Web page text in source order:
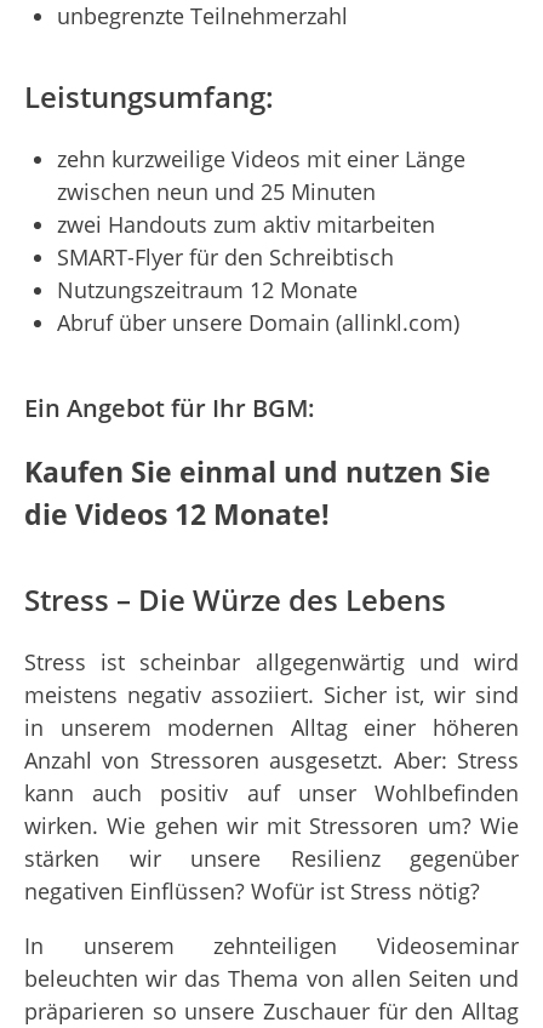
unbegrenzte Teilnehmerzahl
Leistungsumfang:
zehn kurzweilige Videos mit einer Länge
zwischen neun und 25 Minuten
zwei Handouts zum aktiv mitarbeiten
SMART-Flyer für den Schreibtisch
Nutzungszeitraum 12 Monate
Abruf über unsere Domain (allinkl.com)
Ein Angebot für Ihr BGM:
Kaufen Sie einmal und nutzen Sie
die Videos 12 Monate!
Stress – Die Würze des Lebens
Stress ist scheinbar allgegenwärtig und wird
meistens negativ assoziiert. Sicher ist, wir sind
in unserem modernen Alltag einer höheren
Anzahl von Stressoren ausgesetzt. Aber: Stress
kann auch positiv auf unser Wohlbefinden
wirken. Wie gehen wir mit Stressoren um? Wie
stärken wir unsere Resilienz gegenüber
negativen Einflüssen? Wofür ist Stress nötig?
In unserem zehnteiligen Videoseminar
beleuchten wir das Thema von allen Seiten und
präparieren so unsere Zuschauer für den Alltag